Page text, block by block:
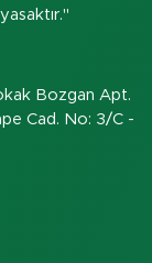
Bozgan Apt.
Cad. No: 3/C -